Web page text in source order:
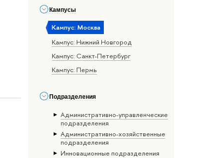
Кампусы
Кампус: Москва
Кампус: Нижний Новгород
Кампус: Санкт-Петербург
Кампус: Пермь
Подразделения
Административно-управленческие
подразделения
Административно-хозяйственные
подразделения
Инновационные подразделения